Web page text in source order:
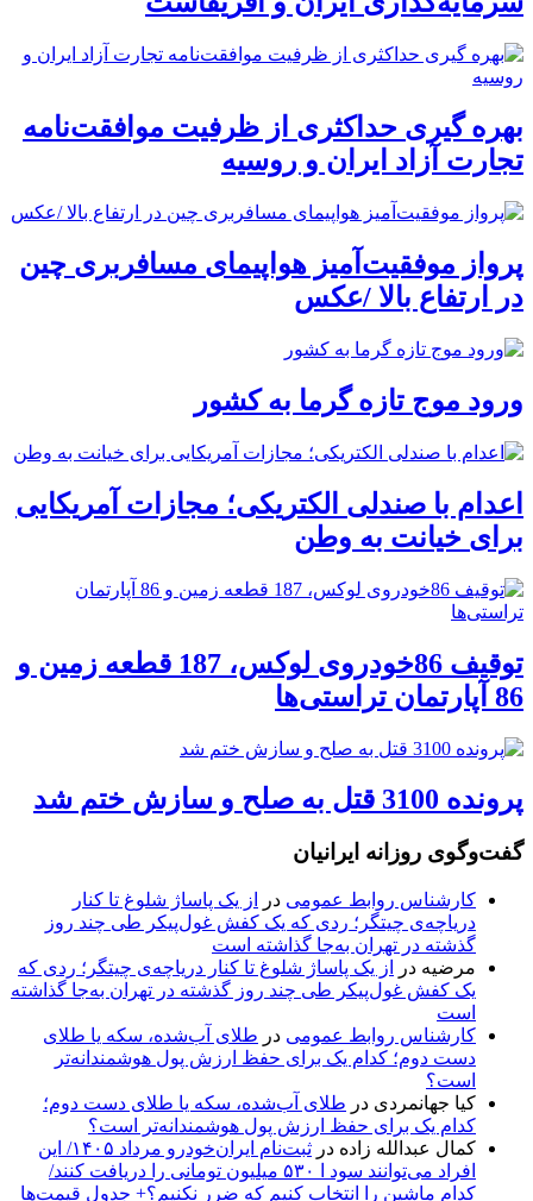
بهره گیری حداکثری از ظرفیت موافقت‌نامه
تجارت آزاد ایران و روسیه
پرواز موفقیت‌آمیز هواپیمای مسافربری چین
در ارتفاع بالا /عکس
ورود موج تازه گرما به کشور
اعدام با صندلی الکتریکی؛ مجازات آمریکایی
برای خیانت به وطن
توقیف 86خودروی لوکس، 187 قطعه زمین و
86 آپارتمان تراستی‌ها
پرونده 3100 قتل به صلح و سازش ختم شد
گفت‌وگوی روزانه ایرانیان
کارشناس روابط عمومی در
از یک پاساژ شلوغ تا کنار
دریاچه‌ی چیتگر؛ ردی که یک کفش غول‌پیکر طی چند روز
گذشته در تهران به‌جا گذاشته است
مرضیه در
از یک پاساژ شلوغ تا کنار دریاچه‌ی چیتگر؛ ردی که
یک کفش غول‌پیکر طی چند روز گذشته در تهران به‌جا گذاشته
است
کارشناس روابط عمومی در طلای آب‌شده، سکه یا طلای
دست دوم؛ کدام یک برای حفظ ارزش پول هوشمندانه‌تر
است؟
کیا جهانمردی در طلای آب‌شده، سکه یا طلای دست دوم؛
کدام یک برای حفظ ارزش پول هوشمندانه‌تر است؟
کمال عبدالله زاده در
ثبت‌نام ایران‌خودرو مرداد ۱۴۰۵/ این
افراد می‌توانند سود ا ۵۳۰ میلیون تومانی را دریافت کنند/
کدام ماشین را انتخاب کنیم که ضرر نکنیم؟+ جدول قیمت‌ها